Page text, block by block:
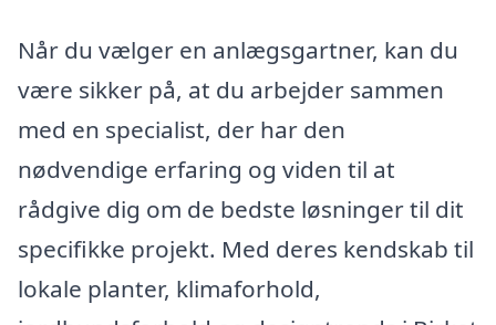
Når du vælger en anlægsgartner, kan du
være sikker på, at du arbejder sammen
med en specialist, der har den
nødvendige erfaring og viden til at
rådgive dig om de bedste løsninger til dit
specifikke projekt. Med deres kendskab til
lokale planter, klimaforhold,